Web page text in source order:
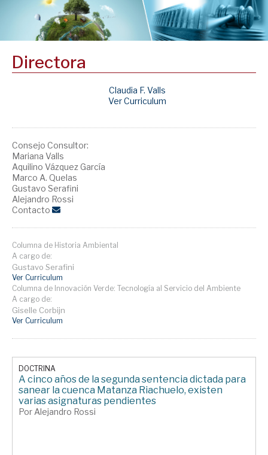
Directora
Claudia F. Valls
Ver Curriculum
Consejo Consultor:
Mariana Valls
Aquilino Vázquez García
Marco A. Quelas
Gustavo Serafini
Alejandro Rossi
Contacto
Columna de Historia Ambiental
A cargo de:
Gustavo Serafini
Ver Curriculum
Columna de Innovación Verde: Tecnología al Servicio del Ambiente
A cargo de:
Giselle Corbijn
Ver Curriculum
DOCTRINA
A cinco años de la segunda sentencia dictada para
sanear la cuenca Matanza Riachuelo, existen
varias asignaturas pendientes
Por Alejandro Rossi